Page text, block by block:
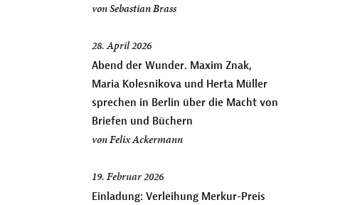
vonSebastian Brass
28. April 2026
Abend der Wunder. Maxim Znak,
Maria Kolesnikova und Herta Müller
sprechen in Berlin über die Macht von
Briefen und Büchern
vonFelix Ackermann
19. Februar 2026
Einladung: Verleihung Merkur-Preis